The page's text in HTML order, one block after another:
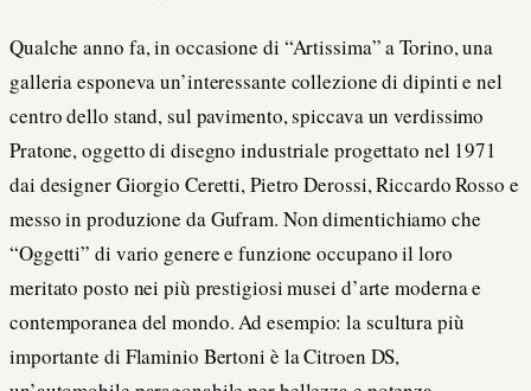
Qualche anno fa, in occasione di “Artissima” a Torino, una
galleria esponeva un’interessante collezione di dipinti e nel
centro dello stand, sul pavimento, spiccava un verdissimo
Pratone, oggetto di disegno industriale progettato nel 1971
dai designer Giorgio Ceretti, Pietro Derossi, Riccardo Rosso e
messo in produzione da Gufram. Non dimentichiamo che
“Oggetti” di vario genere e funzione occupano il loro
meritato posto nei più prestigiosi musei d’arte moderna e
contemporanea del mondo. Ad esempio: la scultura più
importante di Flaminio Bertoni è la Citroen DS,